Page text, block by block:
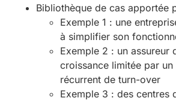
Bibliothèque de cas apportée
Exemple 1 : une
à simplifier son
Exemple 2 : un assureur
croissance limitée par
récurrent de turn-over
Exemple 3 : des centres